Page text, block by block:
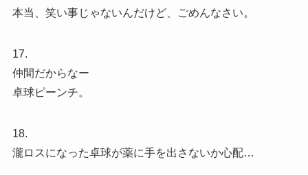
本当、笑い事じゃないんだけど、ごめんなさい。
17.
仲間だからなー
卓球ピーンチ。
18.
瀧ロスになった卓球が薬に手を出さないか心配…